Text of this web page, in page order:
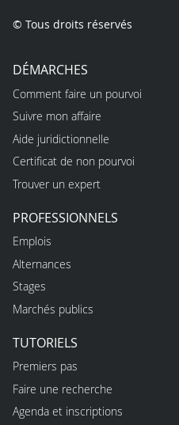
© Tous droits réservés
DÉMARCHES
Comment faire un pourvoi
Suivre mon affaire
Aide juridictionnelle
Certificat de non pourvoi
Trouver un expert
PROFESSIONNELS
Emplois
Alternances
Stages
Marchés publics
TUTORIELS
Premiers pas
Faire une recherche
Agenda et inscriptions